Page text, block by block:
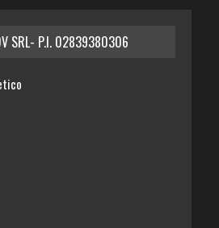
SRL- P.I. 02839380306